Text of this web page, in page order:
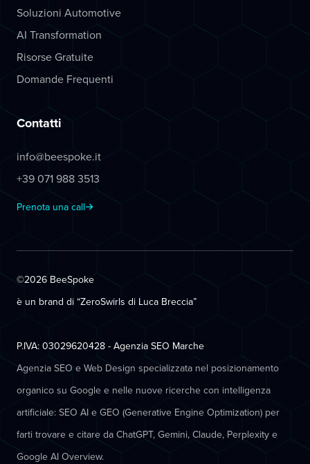
Soluzioni Automotive
AI Transformation
Risorse Gratuite
Domande Frequenti
Contatti
info@beespoke.it
+39 071 988 3513
Prenota una call
©2026 BeeSpoke
è un brand di “ZeroSwirls di Luca Breccia”
P.IVA: 03029620428 - Agenzia SEO Marche
Agenzia SEO e Web Design specializzata nel posizionamento
organico su Google e nelle nuove ricerche con intelligenza
artificiale: SEO AI e GEO (Generative Engine Optimization) per
farti trovare e citare da ChatGPT, Gemini, Claude, Perplexity e
Google AI Overview.